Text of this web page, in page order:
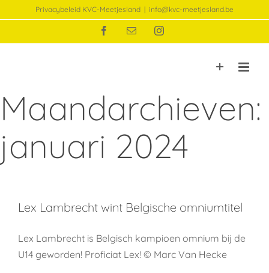
naar
Privacybeleid KVC-Meetjesland | info@kvc-meetjesland.be
Facebook
E-
Instagram
Maandarchieven:
januari 2024
Lex Lambrecht wint Belgische omniumtitel
Lex Lambrecht is Belgisch kampioen omnium bij de
U14 geworden! Proficiat Lex! © Marc Van Hecke